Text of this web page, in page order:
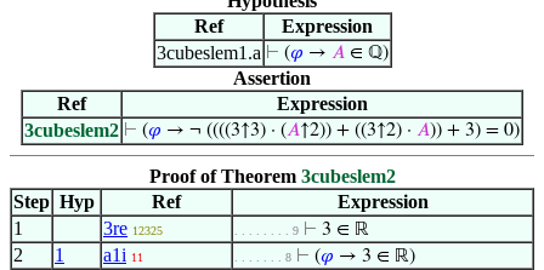
Ref
Expression
3cubeslem1.a ⊢ (𝜑 → 𝐴∈ ℚ)
Assertion
Ref
Expression
3cubeslem2 ⊢ (𝜑 → ¬ ((((3↑3) · (𝐴↑2)) + ((3↑2) · 𝐴)) + 3) = 0)
Proof of Theorem 3cubeslem2
Step Hyp Ref
Expression
1
3re 12325 . . . . . . . . 9 ⊢ 3 ∈ ℝ
2 1 a1i 11 . . . . . . . 8 ⊢ (𝜑 → 3 ∈ ℝ)